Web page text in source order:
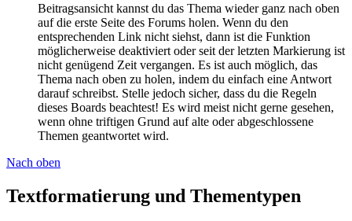
Beitragsansicht kannst du das Thema wieder ganz nach oben
auf die erste Seite des Forums holen. Wenn du den
entsprechenden Link nicht siehst, dann ist die Funktion
möglicherweise deaktiviert oder seit der letzten Markierung ist
nicht genügend Zeit vergangen. Es ist auch möglich, das
Thema nach oben zu holen, indem du einfach eine Antwort
darauf schreibst. Stelle jedoch sicher, dass du die Regeln
dieses Boards beachtest! Es wird meist nicht gerne gesehen,
wenn ohne triftigen Grund auf alte oder abgeschlossene
Themen geantwortet wird.
Nach oben
Textformatierung und Thementypen